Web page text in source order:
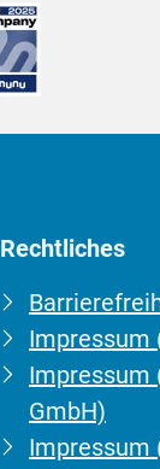
Rechtliches
Impressum
Impressum
GmbH)
Impressum